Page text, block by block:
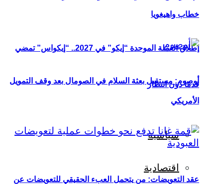
إطلاق العملة الموحدة “إيكو” في 2027.. “إيكواس” تمضي
قدمًا دون انتظار
سياسية
اقتصادية
خطاب واهيغويا
أوصوم: مستقبل بعثة السلام في الصومال بعد وقف التمويل
الأمريكي
عقد التعويضات: من يتحمل العبء الحقيقي للتعويضات عن